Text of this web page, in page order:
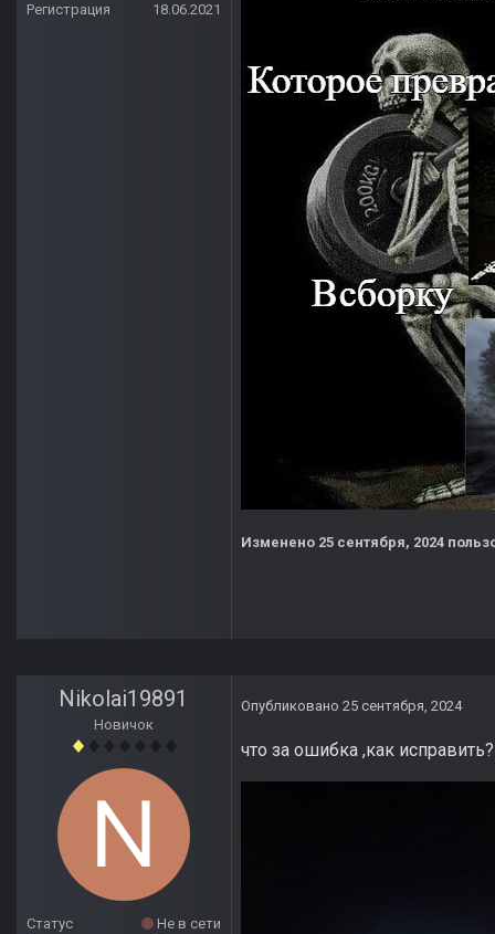
Регистрация
18.06.2021
Изменено 25 сентября, 2024
Nikolai19891
Новичок
Статус
Не в сети
Опубликовано 25 сентября, 2024
что за ошибка ,как исправить?